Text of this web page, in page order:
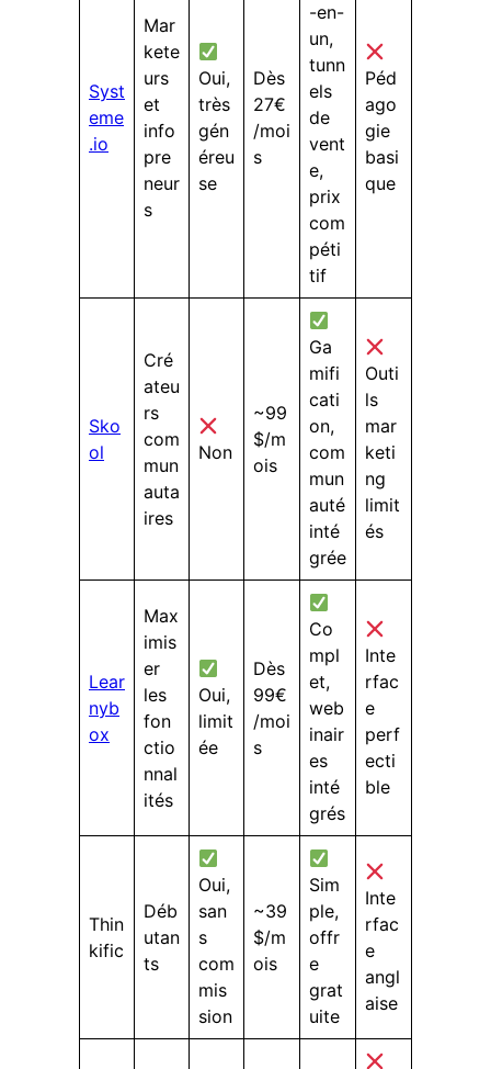
Syst
eme
.io
Mar
kete
urs
et
info
pre
neur
s
Oui,
très
gén
éreu
se
Dès
27€
/moi
s
-en-
un,
tunn
els
de
vent
e,
prix
com
péti
tif
Péd
ago
gie
basi
que
Sko
ol
Cré
ateu
rs
com
mun
auta
ires
Non
~99
$/m
ois
Ga
mifi
cati
on,
com
mun
auté
inté
grée
Outi
ls
mar
keti
ng
limit
és
Lear
nyb
ox
Max
imis
er
les
fon
ctio
nnal
ités
Oui,
limit
ée
Dès
99€
/moi
s
Co
mpl
et,
web
inair
es
inté
grés
Inte
rfac
e
perf
ecti
ble
Thin
kific
Déb
utan
ts
Oui,
san
s
com
mis
sion
~39
$/m
ois
Sim
ple,
offr
e
grat
uite
Inte
rfac
e
angl
aise